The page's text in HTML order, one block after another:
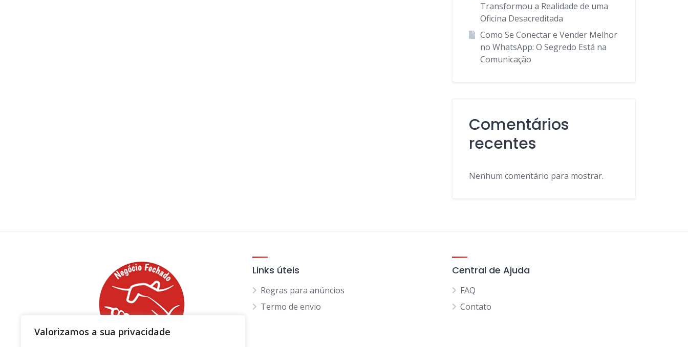
Valorizamos a sua privacidade
Transformou a Realidade de uma
Oficina Desacreditada
Como Se Conectar e Vender Melhor
no WhatsApp: O Segredo Está na
Comunicação
Comentários
recentes
Nenhum comentário para mostrar.
Links úteis
Regras para anúncios
Termo de envio
Central de Ajuda
FAQ
Contato